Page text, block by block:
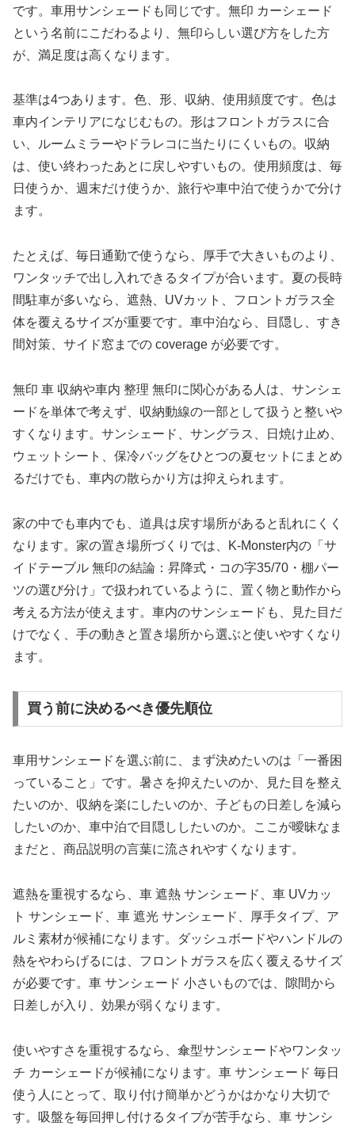
です。車用サンシェードも同じです。無印 カーシェード
という名前にこだわるより、無印らしい選び方をした方
が、満足度は高くなります。
基準は4つあります。色、形、収納、使用頻度です。色は
車内インテリアになじむもの。形はフロントガラスに合
い、ルームミラーやドラレコに当たりにくいもの。収納
は、使い終わったあとに戻しやすいもの。使用頻度は、毎
日使うか、週末だけ使うか、旅行や車中泊で使うかで分け
ます。
たとえば、毎日通勤で使うなら、厚手で大きいものより、
ワンタッチで出し入れできるタイプが合います。夏の長時
間駐車が多いなら、遮熱、UVカット、フロントガラス全
体を覆えるサイズが重要です。車中泊なら、目隠し、すき
間対策、サイド窓までの coverage が必要です。
無印 車 収納や車内 整理 無印に関心がある人は、サンシェ
ードを単体で考えず、収納動線の一部として扱うと整いや
すくなります。サンシェード、サングラス、日焼け止め、
ウェットシート、保冷バッグをひとつの夏セットにまとめ
るだけでも、車内の散らかり方は抑えられます。
家の中でも車内でも、道具は戻す場所があると乱れにくく
なります。家の置き場所づくりでは、K-Monster内の「サ
イドテーブル 無印の結論：昇降式・コの字35/70・棚パー
ツの選び分け」で扱われているように、置く物と動作から
考える方法が使えます。車内のサンシェードも、見た目だ
けでなく、手の動きと置き場所から選ぶと使いやすくなり
ます。
買う前に決めるべき優先順位
車用サンシェードを選ぶ前に、まず決めたいのは「一番困
っていること」です。暑さを抑えたいのか、見た目を整え
たいのか、収納を楽にしたいのか、子どもの日差しを減ら
したいのか、車中泊で目隠ししたいのか。ここが曖昧なま
まだと、商品説明の言葉に流されやすくなります。
遮熱を重視するなら、車 遮熱 サンシェード、車 UVカッ
ト サンシェード、車 遮光 サンシェード、厚手タイプ、ア
ルミ素材が候補になります。ダッシュボードやハンドルの
熱をやわらげるには、フロントガラスを広く覆えるサイズ
が必要です。車 サンシェード 小さいものでは、隙間から
日差しが入り、効果が弱くなります。
使いやすさを重視するなら、傘型サンシェードやワンタッ
チ カーシェードが候補になります。車 サンシェード 毎日
使う人にとって、取り付け簡単かどうかはかなり大切で
す。吸盤を毎回押し付けるタイプが苦手なら、車 サンシ